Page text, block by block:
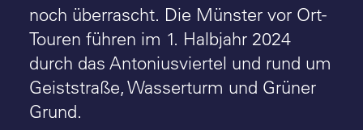
noch überrascht. Die Münster vor Ort-
Touren führen im 1. Halbjahr 2024
durch das Antoniusviertel und rund um
Geiststraße, Wasserturm und Grüner
Grund.